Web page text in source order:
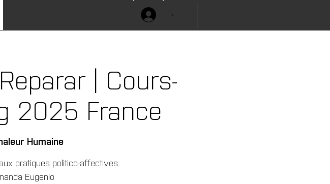
>
| Cours-
2025 France
Humaine
pratiques politico-affectives
Eugenio